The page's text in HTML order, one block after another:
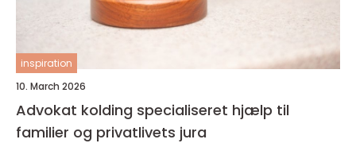
inspiration
10. March 2026
Advokat kolding specialiseret hjælp til
familier og privatlivets jura